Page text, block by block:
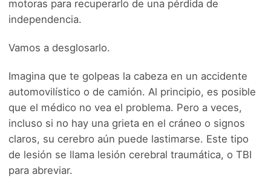
motoras para recuperarlo de una pérdida de
independencia.
Vamos a desglosarlo.
Imagina que te golpeas la cabeza en un accidente
automovilístico o de camión. Al principio, es posible
que el médico no vea el problema. Pero a veces,
incluso si no hay una grieta en el cráneo o signos
claros, su cerebro aún puede lastimarse. Este tipo
de lesión se llama lesión cerebral traumática, o TBI
para abreviar.